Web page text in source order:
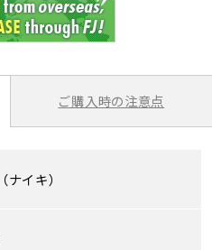
ご購入時の注意点
（ナイキ）